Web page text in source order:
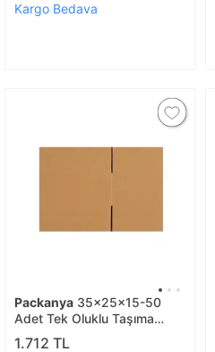
Kargo Bedava
Packanya 35x25x15-50
Adet Tek Oluklu Taşıma
Kolisi 50 adet
1.712 TL